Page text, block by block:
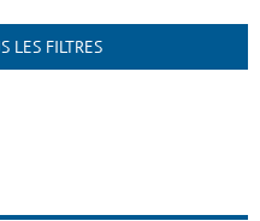
LES FILTRES